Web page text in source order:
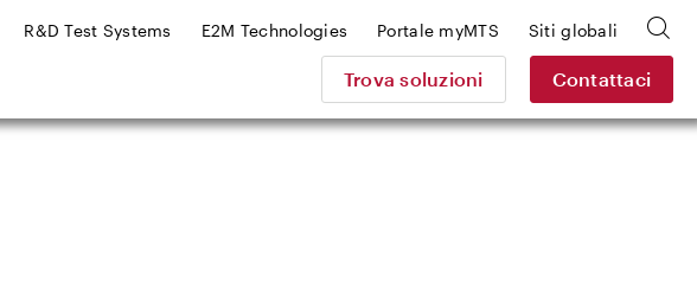
Trova soluzioni Contattaci
R&D Test Systems E2M Technologies Portale myMTS Siti globali